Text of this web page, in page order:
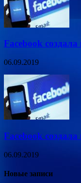
Facebook
06.09.2019
Facebook
06.09.2019
Новые записи